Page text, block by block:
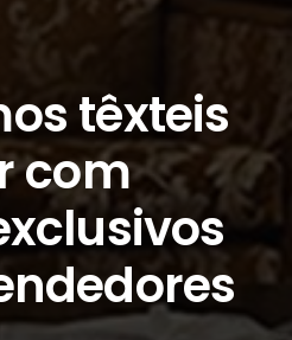
têxteis
com